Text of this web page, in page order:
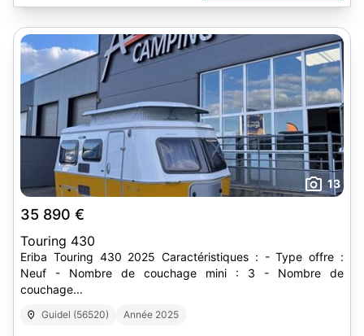
13
35 890 €
Touring 430
Eriba Touring 430 2025 Caractéristiques : - Type offre :
Neuf - Nombre de couchage mini : 3 - Nombre de
couchage...
Guidel (56520) Année 2025